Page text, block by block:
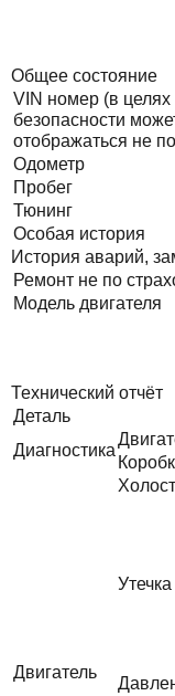
Общее состояние
VIN номер (в целях
безопасности
отображаться не
Одометр
Пробег
Тюнинг
Особая история
История аварий,
Ремонт не по
Модель двигателя
Технический отчёт
Деталь
Диагностика
Двигатель